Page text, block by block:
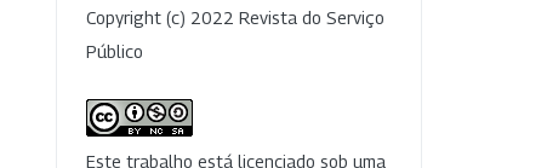
Copyright (c) 2022 Revista do Serviço
Público
Este trabalho está licenciado sob uma